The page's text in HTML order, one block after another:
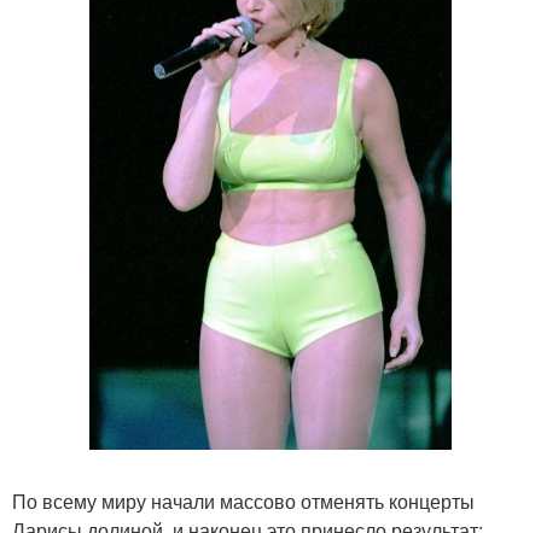
По всему миру начали массово отменять концерты